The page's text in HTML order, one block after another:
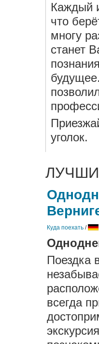
Каждый
что
многу
станет
уголок.
Куда поехать /
Поездка
всегда